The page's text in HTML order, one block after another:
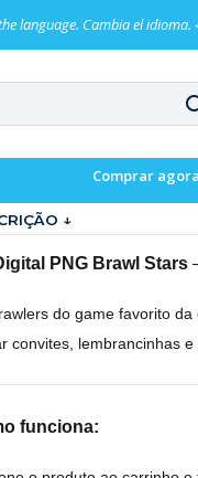
language. Cambia el idioma.
Digital
Comprar
↓
PNG Brawl Stars
do game favorito
convites, lembrancinhas
funciona: